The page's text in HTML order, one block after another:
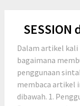
Dalam artikel kali
bagaimana
penggunaan
membaca artikel
dibawah. 1.